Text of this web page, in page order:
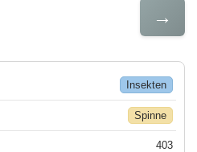
→
Insekten
Spinne
403